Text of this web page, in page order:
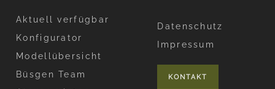
Aktuell verfügbar
Konfigurator
Modellübersicht
Büsgen Team
Datenschutz
Impressum
KONTAKT